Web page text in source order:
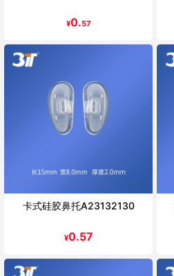
¥0.57
卡式硅胶鼻托A23132130
¥0.57